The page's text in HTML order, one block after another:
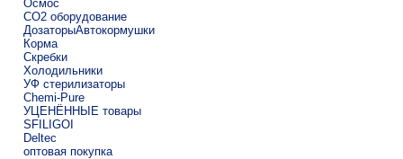
Осмос
CO2 оборудование
ДозаторыАвтокормушки
Корма
Скребки
Холодильники
УФ стерилизаторы
Chemi-Pure
УЦЕНЁННЫЕ товары
SFILIGOI
Deltec
оптовая покупка